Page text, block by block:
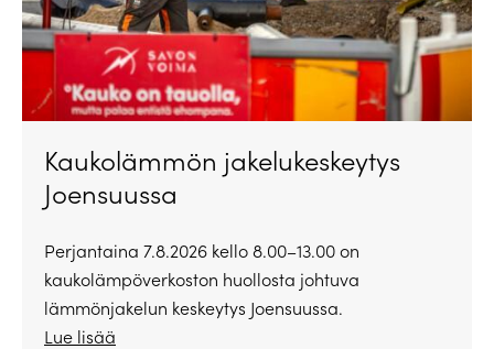
Kaukolämmön jakelukeskeytys
Joensuussa
Perjantaina 7.8.2026 kello 8.00–13.00 on
kaukolämpöverkoston huollosta johtuva
lämmönjakelun keskeytys Joensuussa.
Lue lisää